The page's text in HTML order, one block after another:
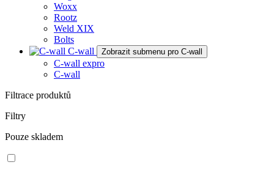
Woxx
Rootz
Weld XIX
Bolts
C-wall
Zobrazit submenu pro C-wall
C-wall expro
C-wall
Filtrace produktů
Filtry
Pouze skladem